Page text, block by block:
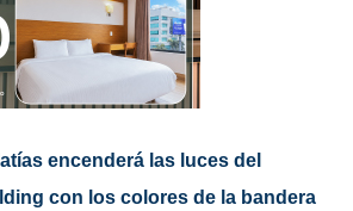
encenderá las luces del
con los colores de la bandera